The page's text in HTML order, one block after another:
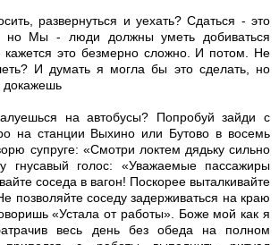
развернуться и уехать? Сдаться - это
но Мы - люди должны уметь добиваться
кажется это безмерно сложно. И потом. Не
И думать я могла бы это сделать, но
докажешь
на автобусы? Попробуй зайди с
на станции Выхино или Бутово в восемь
супруге: «Смотри локтем дядьку сильно
гнусавый голос: «Уважаемые пассажиры
соседа в вагон! Поскорее выталкивайте
позволяйте соседу задерживаться на краю
«Устала от работы». Боже мой как я
весь день без обеда на полном